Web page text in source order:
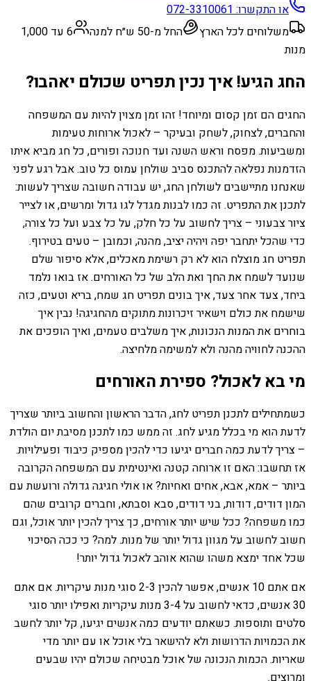
או התקשרו:072-3310061
משלוחים לכל הארץ
החל מ-50 ש״ח למנה
6 עד 1,000
מנות
החג הגיע! איך נכין תפריט שכולם יאהבו?
החגים הם זמן קסום ומיוחד! זהו זמן מצוין להיות עם המשפחה
והחברים, לצחוק, לשחק ובעיקר – לאכול ארוחות טעימות
ומשביעות. מפסח וראש השנה ועד חנוכה ופורים, כל חג מביא איתו
הזדמנות נפלאה להתכנס סביב שולחן עמוס כל טוב. אבל רגע לפני
שאנחנו מתיישבים לשולחן החג, יש עבודה חשובה שצריך לעשות:
לתכנן את התפריט. זה כמו לבנות מגדל לגו גדול ומרשים, או לצייר
ציור צבעוני – צריך לחשוב על כל חלק, על כל צבע ועל כל צורה,
כדי שהכל יתחבר יפה ויהיה יציב, מהנה, וכמובן – טעים בטירוף.
תפריט חג מוצלח הוא לא רק רשימת מאכלים, אלא סיפור שלם
שנועד לשמח את החך ואת הלב של כל האורחים. אז בואו נלמד
ביחד, צעד אחר צעד, איך בונים תפריט חג שמח, בריא וטעים, כזה
שישמח את כולם וישאיר זיכרונות מתוקים מהחגיגה! נבין איך
בוחרים את המנות הנכונות, איך משלבים טעמים, ואיך הופכים את
ההכנה לחוויה מהנה ולא למשימה מלחיצה.
מי בא לאכול? ספירת האורחים
כשמתחילים לתכנן תפריט לחג, הדבר הראשון והחשוב ביותר שצריך
לדעת הוא מי בכלל מגיע לחג. זה ממש כמו לתכנן מסיבת יום הולדת
– צריך לדעת כמה חברים יגיעו כדי להכין מספיק כיבוד ופעילויות.
אז תחשבו: האם זו ארוחה קטנה ואינטימית עם המשפחה הקרובה
ביותר – אמא, אבא, אחים ואחיות? או אולי חגיגה גדולה ורועשת עם
המון דודים, דודות, בני דודים, סבא וסבתא, וחברים קרובים שהם
כמו משפחה? ככל שיש יותר אורחים, כך צריך להכין יותר אוכל, וגם
חשוב לחשוב על מגוון גדול יותר של מנות. למה? כי ככה הסיכוי
שכל אחד ימצא משהו שהוא אוהב לאכול גדול יותר!
אם אתם 10 אנשים, אפשר להכין 2-3 סוגי מנות עיקריות. אם אתם
30 אנשים, כדאי לחשוב על 3-4 מנות עיקריות ואפילו יותר סוגי
סלטים ותוספות. כשאתם יודעים כמה אנשים יגיעו, קל יותר לחשב
את הכמויות הדרושות ולא להישאר בלי אוכל או עם יותר מדי
שאריות. הכמות הנכונה של אוכל מבטיחה שכולם יהיו שבעים